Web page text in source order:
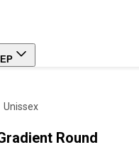
unissex
Round